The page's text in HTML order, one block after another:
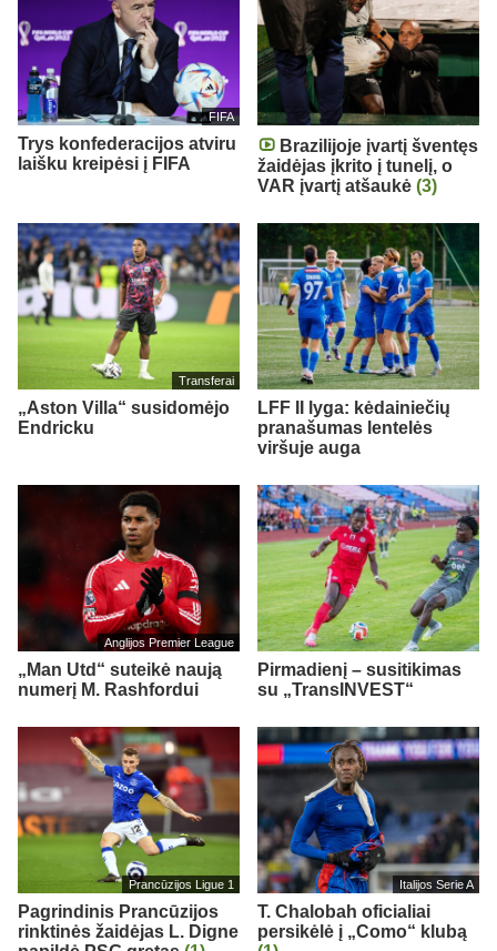
FIFA
Trys konfederacijos atviru
laišku kreipėsi į FIFA
Brazilijoje įvartį šventęs
žaidėjas įkrito į tunelį, o
VAR įvartį atšaukė (3)
Transferai
„Aston Villa“ susidomėjo
Endricku
LFF II lyga: kėdainiečių
pranašumas lentelės
viršuje auga
Anglijos Premier League
„Man Utd“ suteikė naują
numerį M. Rashfordui
Pirmadienį – susitikimas
su „TransINVEST“
Prancūzijos Ligue 1
Pagrindinis Prancūzijos
rinktinės žaidėjas L. Digne
Italijos Serie A
T. Chalobah oficialiai
persikėlė į „Como“ klubą